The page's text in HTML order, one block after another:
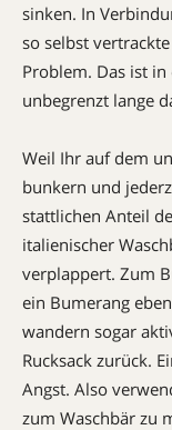
sinken. In
so selbst
Problem. Das ist
unbegrenzt lange
Weil Ihr auf dem
bunkern und
stattlichen Anteil
italienischer
verplappert. Zum
ein Bumerang
wandern sogar
Rucksack zurück.
Angst. Also
zum Waschbär zu